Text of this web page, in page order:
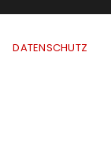
|DATENSCHUTZ